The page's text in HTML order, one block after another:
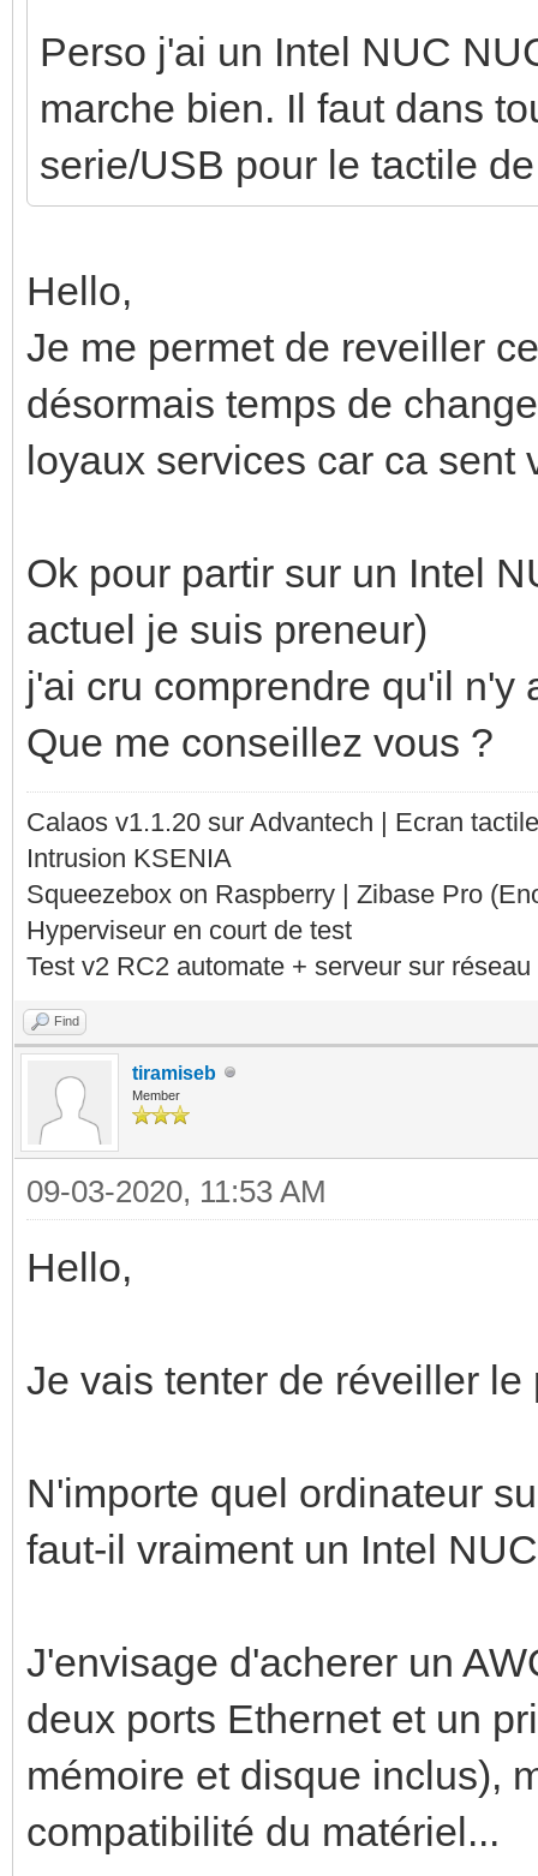
Perso j'ai un Intel NUC
marche bien. Il faut dans
serie/USB pour le tactile
Hello,
Je me permet de reveiller
désormais temps de
loyaux services car ca sent
Ok pour partir sur un Intel
actuel je suis preneur)
j'ai cru comprendre qu'il
Que me conseillez vous ?
Calaos v1.1.20 sur Advantech | Ecran
Intrusion KSENIA
Squeezebox on Raspberry | Zibase Pro
Hyperviseur en court de test
Test v2 RC2 automate + serveur sur
Find
tiramiseb
Member
09-03-2020, 11:53 AM
Hello,
Je vais tenter de réveiller le
N'importe quel ordinateur
faut-il vraiment un Intel
J'envisage d'acherer un
deux ports Ethernet et un
mémoire et disque inclus),
compatibilité du matériel...